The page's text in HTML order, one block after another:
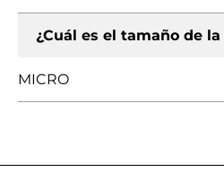
¿Cuál es el tamaño de
MICRO